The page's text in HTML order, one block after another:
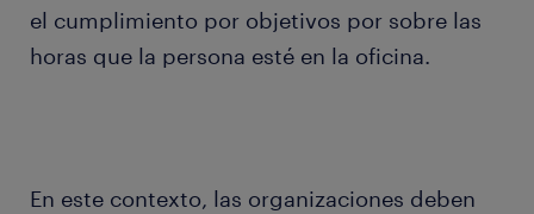
el cumplimiento por objetivos por sobre las
horas que la persona esté en la oficina.
En este contexto, las organizaciones deben